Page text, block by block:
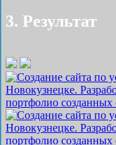
3. Результат